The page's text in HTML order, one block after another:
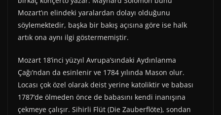
Mozart’ın elindeki yaralardan dolayı olduğunu
söylemektedir, başka bir bakış açısına göre ise halk
artık ona aynı ilgi göstermemiştir.
Mozart 18’inci yüzyıl Avrupa’sındaki Aydınlanma
Çağı’ndan da esinlenir ve 1784 yılında Mason olur.
Locası çok özel olarak deist yerine katoliktir ve babası
1787’de ölmeden önce de babasını kendi inanışına
çekmeye çalışır. Sihirli Flüt (Die Zauberflöte), sondan